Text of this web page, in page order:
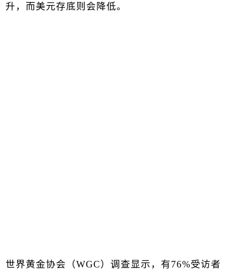
升，而美元存底则会降低。
世界黄金协会（WGC）调查显示，有76%受访者